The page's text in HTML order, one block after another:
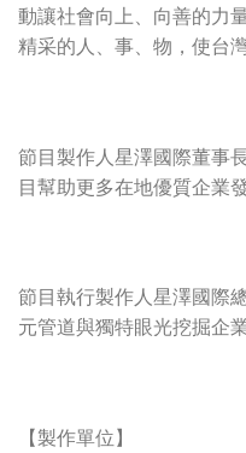
動讓社會向上、向善的力
精采的人、事、物，使台
節目製作人星澤國際董事
目幫助更多在地優質企業
節目執行製作人星澤國際
元管道與獨特眼光挖掘企
【製作單位】